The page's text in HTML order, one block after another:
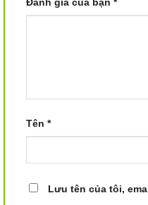
Tên *
Lưu tên của tôi,